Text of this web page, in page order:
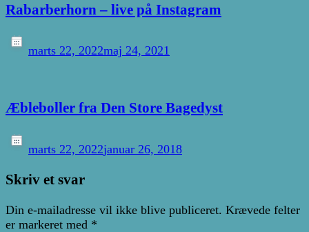
Rabarberhorn – live på Instagram
marts 22, 2022maj 24, 2021
Æbleboller fra Den Store Bagedyst
marts 22, 2022januar 26, 2018
Skriv et svar
Din e-mailadresse vil ikke blive publiceret. Krævede felter
er markeret med *